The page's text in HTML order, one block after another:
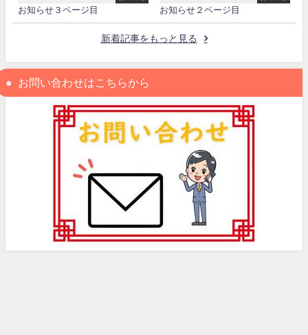
お知らせ３ページ目 お知らせ２ページ目
新着記事をもっと見る
お問い合わせはこちらから